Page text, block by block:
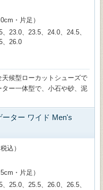
・片足）
23.0、23.5、24.0、24.5、
、26.0
候型ローカットシューズで
ー一体型で、小石や砂、泥
ーター ワイド Men's
込）
・片足）
25.0、25.5、26.0、26.5、